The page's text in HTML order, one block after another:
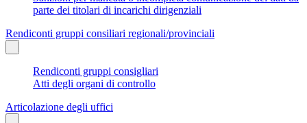
parte dei titolari di incarichi dirigenziali
Rendiconti gruppi consiliari regionali/provinciali
Rendiconti gruppi consigliari
Atti degli organi di controllo
Articolazione degli uffici